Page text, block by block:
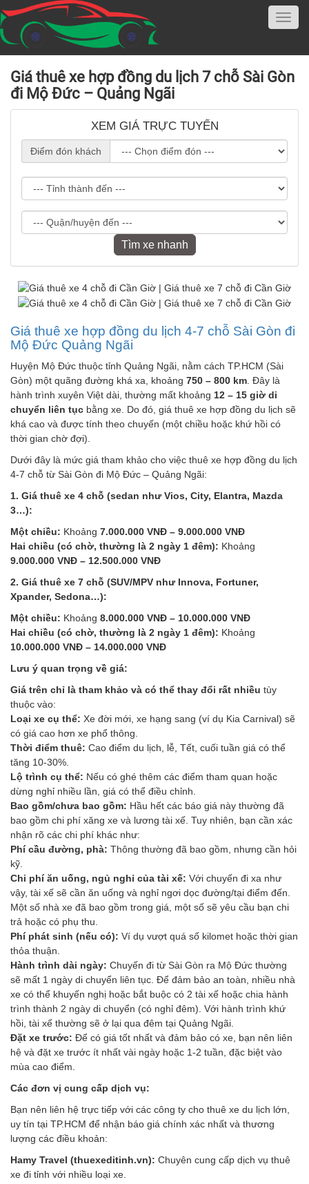
Giá thuê xe hợp đồng du lịch 7 chỗ Sài Gòn
đi Mộ Đức – Quảng Ngãi
XEM GIÁ TRỰC TUYẾN
Điểm đón khách
Tìm xe nhanh
Giá thuê xe hợp đồng du lịch 4-7 chỗ Sài Gòn đi
Mộ Đức Quảng Ngãi
Huyện Mộ Đức thuộc tỉnh Quảng Ngãi, nằm cách TP.HCM (Sài
Gòn) một quãng đường khá xa, khoảng 750 – 800 km . Đây là
hành trình xuyên Việt dài, thường mất khoảng 12 – 15 giờ di
chuyển liên tục bằng xe. Do đó, giá thuê xe hợp đồng du lịch sẽ
khá cao và được tính theo chuyến (một chiều hoặc khứ hồi có
thời gian chờ đợi).
Dưới đây là mức giá tham khảo cho việc thuê xe hợp đồng du lịch
4-7 chỗ từ Sài Gòn đi Mộ Đức – Quảng Ngãi:
1. Giá thuê xe 4 chỗ (sedan như Vios, City, Elantra, Mazda
3…):
Một chiều: Khoảng 7.000.000 VNĐ – 9.000.000 VNĐ
Hai chiều (có chờ, thường là 2 ngày 1 đêm): Khoảng
9.000.000 VNĐ – 12.500.000 VNĐ
2. Giá thuê xe 7 chỗ (SUV/MPV như Innova, Fortuner,
Xpander, Sedona…):
Một chiều: Khoảng 8.000.000 VNĐ – 10.000.000 VNĐ
Hai chiều (có chờ, thường là 2 ngày 1 đêm): Khoảng
10.000.000 VNĐ – 14.000.000 VNĐ
Lưu ý quan trọng về giá:
Giá trên chỉ là tham khảo và có thể thay đổi rất nhiều tùy
thuộc vào:
Loại xe cụ thể: Xe đời mới, xe hạng sang (ví dụ Kia Carnival) sẽ
có giá cao hơn xe phổ thông.
Thời điểm thuê: Cao điểm du lịch, lễ, Tết, cuối tuần giá có thể
tăng 10-30%.
Lộ trình cụ thể: Nếu có ghé thêm các điểm tham quan hoặc
dừng nghỉ nhiều lần, giá có thể điều chỉnh.
Bao gồm/chưa bao gồm: Hầu hết các báo giá này thường đã
bao gồm chi phí xăng xe và lương tài xế. Tuy nhiên, bạn cần xác
nhận rõ các chi phí khác như:
Phí cầu đường, phà: Thông thường đã bao gồm, nhưng cần hỏi
kỹ.
Chi phí ăn uống, ngủ nghỉ của tài xế: Với chuyến đi xa như
vậy, tài xế sẽ cần ăn uống và nghỉ ngơi dọc đường/tại điểm đến.
Một số nhà xe đã bao gồm trong giá, một số sẽ yêu cầu bạn chi
trả hoặc có phụ thu.
Phí phát sinh (nếu có): Ví dụ vượt quá số kilomet hoặc thời gian
thỏa thuận.
Hành trình dài ngày: Chuyến đi từ Sài Gòn ra Mộ Đức thường
sẽ mất 1 ngày di chuyển liên tục. Để đảm bảo an toàn, nhiều nhà
xe có thể khuyến nghị hoặc bắt buộc có 2 tài xế hoặc chia hành
trình thành 2 ngày di chuyển (có nghỉ đêm). Với hành trình khứ
hồi, tài xế thường sẽ ở lại qua đêm tại Quảng Ngãi.
Đặt xe trước: Để có giá tốt nhất và đảm bảo có xe, bạn nên liên
hệ và đặt xe trước ít nhất vài ngày hoặc 1-2 tuần, đặc biệt vào
mùa cao điểm.
Các đơn vị cung cấp dịch vụ:
Bạn nên liên hệ trực tiếp với các công ty cho thuê xe du lịch lớn,
uy tín tại TP.HCM để nhận báo giá chính xác nhất và thương
lượng các điều khoản:
Hamy Travel (thuexeditinh.vn): Chuyên cung cấp dịch vụ thuê
xe đi tỉnh với nhiều loại xe.